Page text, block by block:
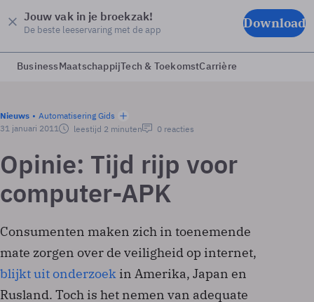
Jouw vak in je broekzak!
De beste leeservaring met de app Download
BusinessMaatschappijTech & ToekomstCarrière
Nieuws
Automatisering Gids
31 januari 2011
leestijd 2 minuten 0 reacties
Opinie: Tijd rijp voor
computer-APK
Consumenten maken zich in toenemende
mate zorgen over de veiligheid op internet,
blijkt uit onderzoek in Amerika, Japan en
Rusland. Toch is het nemen van adequate